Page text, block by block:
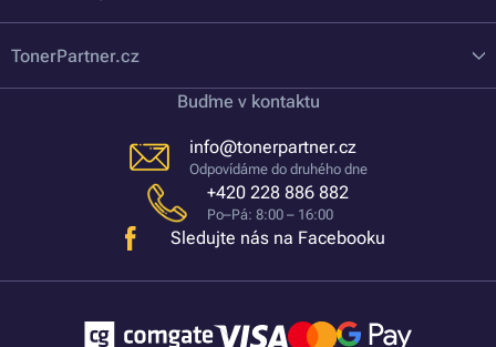
TonerPartner.cz
Buďme v kontaktu
info@tonerpartner.cz
Odpovídáme do druhého dne
+420 228 886 882
Po–Pá: 8:00 – 16:00
Sledujte nás na Facebooku